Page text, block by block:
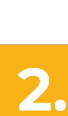
2.